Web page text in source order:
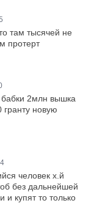
там тысячей не
протерт
2млн вышка
новую
человек х.й
без дальнейшей
и купят то только